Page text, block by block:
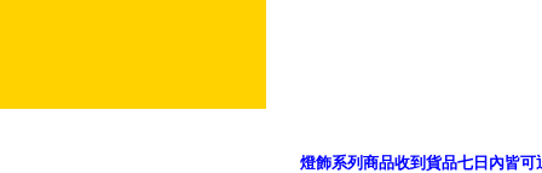
燈飾系列商品收到貨品七日內皆